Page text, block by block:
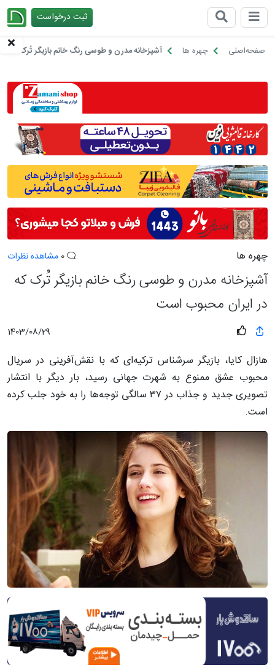
ثبت درخواست
صفحه‌اصلی چهره ها آشپزخانه مدرن و طوسی رنگ خانم بازیگر تُرک که
چهره ها مشاهده نظرات
آشپزخانه مدرن و طوسی رنگ خانم بازیگر تُرک که
در ایران محبوب است
1403/08/29
هازال کایا، بازیگر سرشناس ترکیه‌ای که با نقش‌آفرینی در سریال
محبوب عشق ممنوع به شهرت جهانی رسید، بار دیگر با انتشار
تصویری جدید و جذاب در ۳۷ سالگی توجه‌ها را به خود جلب کرده
است.